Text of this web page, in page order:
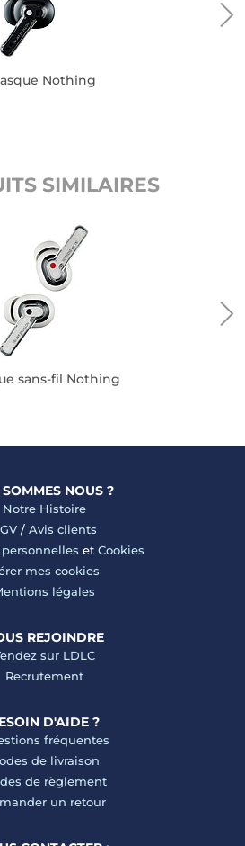
Nothing
SIMILAIRES
sans-fil Nothing
NOUS ?
Notre Histoire
/ Avis clients
et Cookies
mes cookies
légales
REJOINDRE
sur LDLC
Recrutement
D'AIDE ?
fréquentes
de livraison
de règlement
un retour